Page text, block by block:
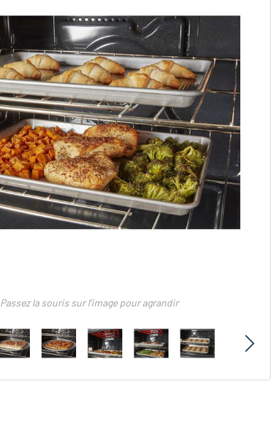
Passez la souris sur l’image pour agrandir